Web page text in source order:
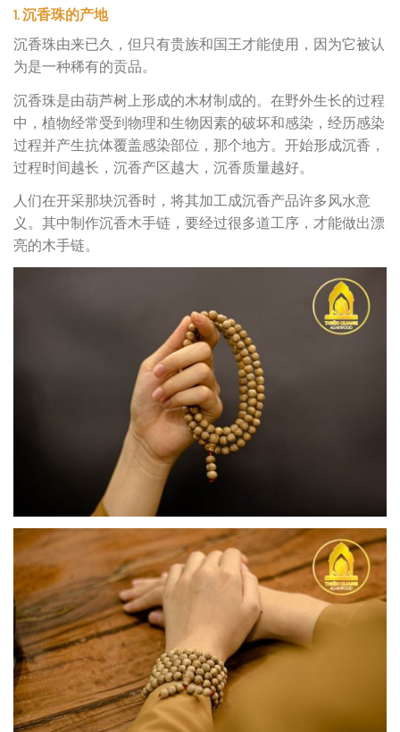
1. 沉香珠的产地
沉香珠由来已久，但只有贵族和国王才能使用，因为它被认
为是一种稀有的贡品。
沉香珠是由葫芦树上形成的木材制成的。在野外生长的过程
中，植物经常受到物理和生物因素的破坏和感染，经历感染
过程并产生抗体覆盖感染部位，那个地方。开始形成沉香，
过程时间越长，沉香产区越大，沉香质量越好。
人们在开采那块沉香时，将其加工成沉香产品许多风水意
义。其中制作沉香木手链，要经过很多道工序，才能做出漂
亮的木手链。